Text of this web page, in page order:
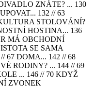
ZNÁTE? ... 130
132 // 63
STOLOVÁNÍ?
HOSTINA... 136
MÁ OBCHODNÍ
SE SAMA
67 DOMA... 142 // 68
RODINY? ... 144 // 69
... 146 // 70 KDYŽ
ZVONEK